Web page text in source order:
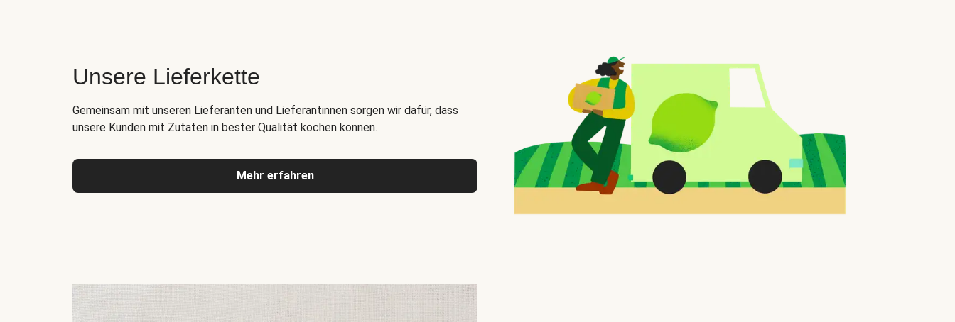
Unsere Lieferkette
Gemeinsam mit unseren Lieferanten und Lieferantinnen sorgen wir dafür, dass
unsere Kunden mit Zutaten in bester Qualität kochen können.
Mehr erfahren